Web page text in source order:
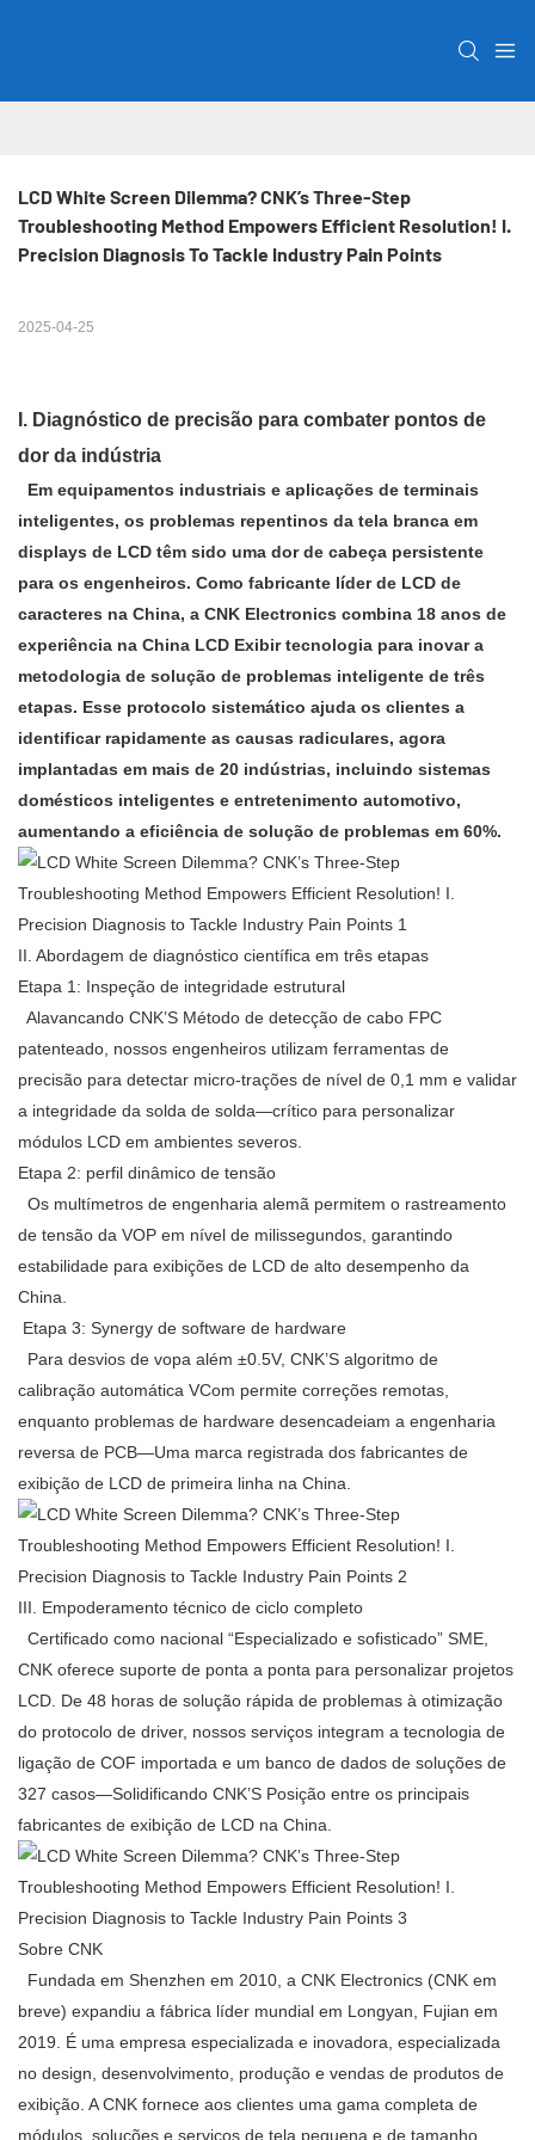
LCD White Screen Dilemma? CNK’s Three-Step
Troubleshooting Method Empowers Efficient Resolution! I.
Precision Diagnosis To Tackle Industry Pain Points
2025-04-25
I. Diagnóstico de precisão para combater pontos de
dor da indústria
Em equipamentos industriais e aplicações de terminais
inteligentes, os problemas repentinos da tela branca em
displays de LCD têm sido uma dor de cabeça persistente
para os engenheiros. Como fabricante líder de LCD de
caracteres na China, a CNK Electronics combina 18 anos de
experiência na China LCD Exibir tecnologia para inovar a
metodologia de solução de problemas inteligente de três
etapas. Esse protocolo sistemático ajuda os clientes a
identificar rapidamente as causas radiculares, agora
implantadas em mais de 20 indústrias, incluindo sistemas
domésticos inteligentes e entretenimento automotivo,
aumentando a eficiência de solução de problemas em 60%.
II. Abordagem de diagnóstico científica em três etapas
Etapa 1: Inspeção de integridade estrutural
Alavancando CNK’S Método de detecção de cabo FPC
patenteado, nossos engenheiros utilizam ferramentas de
precisão para detectar micro-trações de nível de 0,1 mm e validar
a integridade da solda de solda—crítico para personalizar
módulos LCD em ambientes severos.
Etapa 2: perfil dinâmico de tensão
Os multímetros de engenharia alemã permitem o rastreamento
de tensão da VOP em nível de milissegundos, garantindo
estabilidade para exibições de LCD de alto desempenho da
China.
Etapa 3: Synergy de software de hardware
Para desvios de vopa além ±0.5V, CNK’S algoritmo de
calibração automática VCom permite correções remotas,
enquanto problemas de hardware desencadeiam a engenharia
reversa de PCB—Uma marca registrada dos fabricantes de
exibição de LCD de primeira linha na China.
III. Empoderamento técnico de ciclo completo
Certificado como nacional “Especializado e sofisticado” SME,
CNK oferece suporte de ponta a ponta para personalizar projetos
LCD. De 48 horas de solução rápida de problemas à otimização
do protocolo de driver, nossos serviços integram a tecnologia de
ligação de COF importada e um banco de dados de soluções de
327 casos—Solidificando CNK’S Posição entre os principais
fabricantes de exibição de LCD na China.
Sobre CNK
Fundada em Shenzhen em 2010, a CNK Electronics (CNK em
breve) expandiu a fábrica líder mundial em Longyan, Fujian em
2019. É uma empresa especializada e inovadora, especializada
no design, desenvolvimento, produção e vendas de produtos de
exibição. A CNK fornece aos clientes uma gama completa de
módulos, soluções e serviços de tela pequena e de tamanho